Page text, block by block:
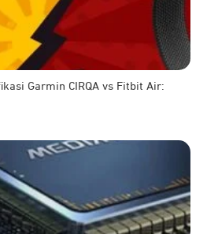
Garmin CIRQA vs Fitbit Air: